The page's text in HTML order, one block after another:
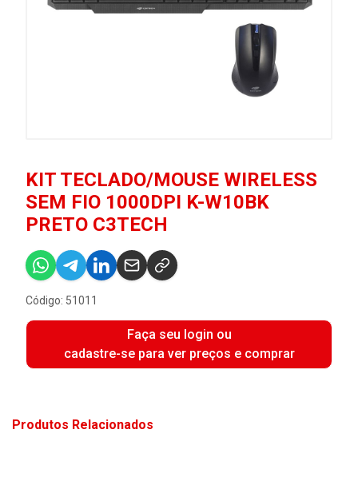
KIT TECLADO/MOUSE WIRELESS
SEM FIO 1000DPI K-W10BK
PRETO C3TECH
Código: 51011
Faça seu login ou
cadastre-se para ver preços e comprar
Produtos Relacionados